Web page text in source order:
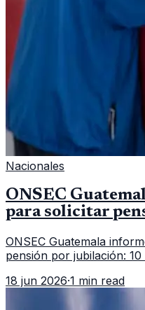
Nacionales
ONSEC
para solicitar
ONSEC Guatemala
pensión por jubilación:
importar edad.
18 jun 2026·1 min read